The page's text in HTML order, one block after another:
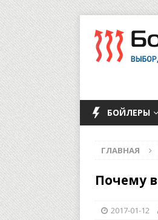
БОЙЛЕРЫ
ГЛАВНАЯ
Почему
2017-01-12